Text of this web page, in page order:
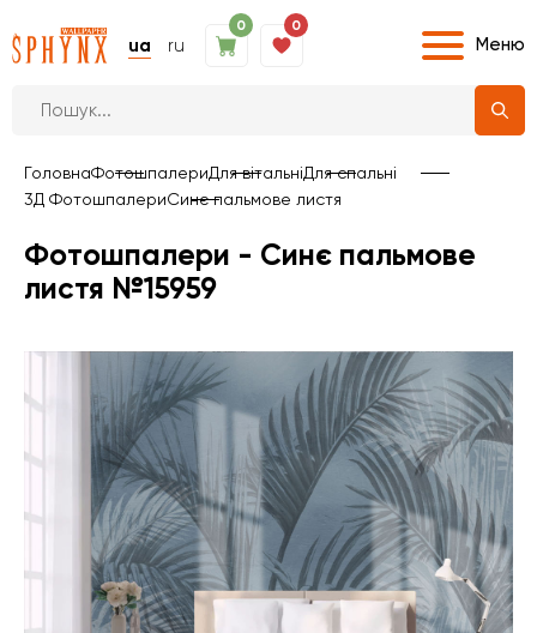
ua ru
0 0
Меню
ГоловнаФотошпалериДля вітальніДля спальні
3Д ФотошпалериСинє пальмове листя
Фотошпалери - Синє пальмове
листя №15959